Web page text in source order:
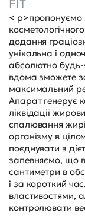
FIT
< p>пропонуємо
додання
унікальна і
абсолютно будь-
вдома зможете
максимальний
Апарат генерує
ліквідації
спалювання
організму в
поєднувати з
запевняємо, що
сантиметри в
і за короткий
властивостями,
контролювати